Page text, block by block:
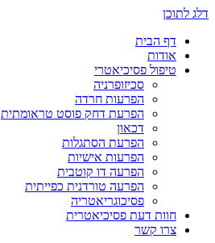
דלג לתוכן
דף הבית
אודות
טיפול פסיכיאטרי
סכיזופרניה
הפרעות חרדה
הפרעת דחק פוסט טראומתית
דכאון
הפרעת הסתגלות
הפרעות אישיות
הפרעה דו קוטבית
הפרעה טורדנית כפייתית
פסיכוגריאטריה
חוות דעת פסיכיאטרית
צרו קשר